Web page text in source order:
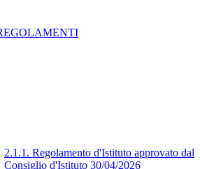
2.1.1. Regolamento d'Istituto approvato dal
Consiglio d'Istituto 30/04/2026